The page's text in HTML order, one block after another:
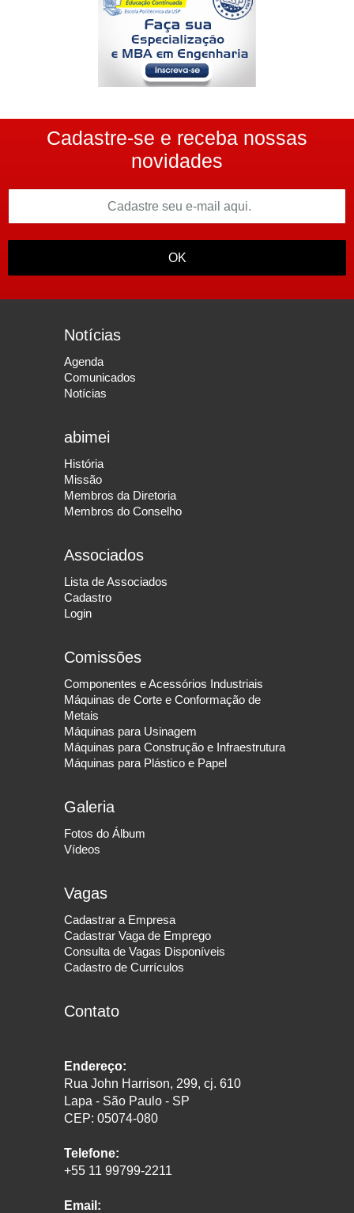
Cadastre-se e receba nossas
novidades
OK
Notícias
Agenda
Comunicados
Notícias
abimei
História
Missão
Membros da Diretoria
Membros do Conselho
Associados
Lista de Associados
Cadastro
Login
Comissões
Componentes e Acessórios Industriais
Máquinas de Corte e Conformação de
Metais
Máquinas para Usinagem
Máquinas para Construção e Infraestrutura
Máquinas para Plástico e Papel
Galeria
Fotos do Álbum
Vídeos
Vagas
Cadastrar a Empresa
Cadastrar Vaga de Emprego
Consulta de Vagas Disponíveis
Cadastro de Currículos
Contato
Endereço:
Rua John Harrison, 299, cj. 610
Lapa - São Paulo - SP
CEP: 05074-080
Telefone:
+55 11 99799-2211
Email: